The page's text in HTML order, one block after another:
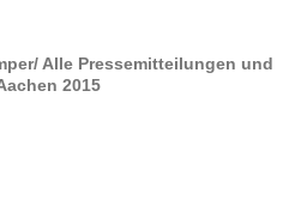
Alle Pressemitteilungen und
2015